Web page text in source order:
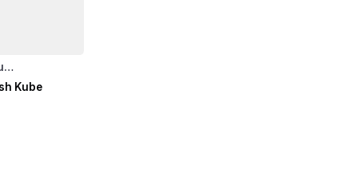
Kube